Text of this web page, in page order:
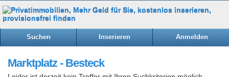
Suchen Inserieren Anmelden
Marktplatz - Besteck